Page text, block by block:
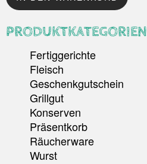
PRODUKTKATEGORIEN
Fertiggerichte
Fleisch
Geschenkgutschein
Grillgut
Konserven
Präsentkorb
Räucherware
Wurst